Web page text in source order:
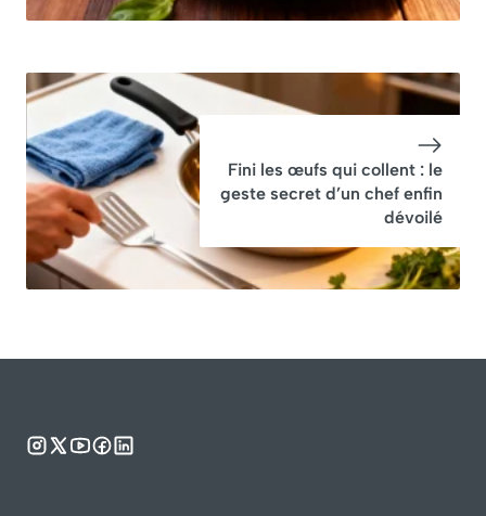
Fini les œufs qui collent : le
geste secret d’un chef enfin
dévoilé